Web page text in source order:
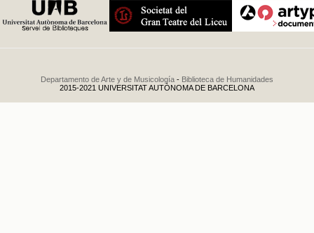
Departamento de Arte y de Musicología - Biblioteca de Humanidades
2015-2021 UNIVERSITAT AUTÒNOMA DE BARCELONA